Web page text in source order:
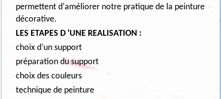
permettent d'améliorer notre pratique de la peinture
décorative.
LES ETAPES D 'UNE REALISATION :
choix d'un support
préparation du support
choix des couleurs
technique de peinture